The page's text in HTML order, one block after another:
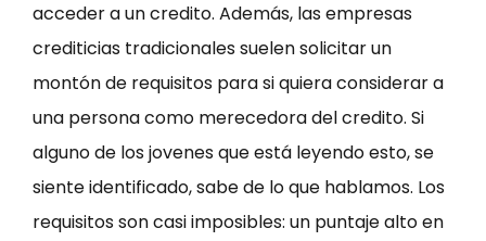
acceder a un credito. Además, las empresas
crediticias tradicionales suelen solicitar un
montón de requisitos para si quiera considerar a
una persona como merecedora del credito. Si
alguno de los jovenes que está leyendo esto, se
siente identificado, sabe de lo que hablamos. Los
requisitos son casi imposibles: un puntaje alto en